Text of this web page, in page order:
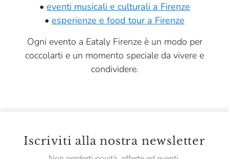
• eventi musicali e culturali a Firenze
• esperienze e food tour a Firenze
Ogni evento a Eataly Firenze è un modo per
coccolarti e un momento speciale da vivere e
condividere.
Iscriviti alla nostra newsletter